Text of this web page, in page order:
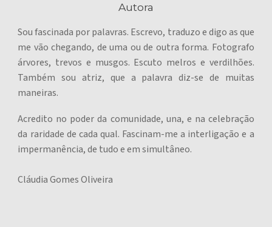
Autora
Sou fascinada por palavras. Escrevo, traduzo e digo as que
me vão chegando, de uma ou de outra forma. Fotografo
árvores, trevos e musgos. Escuto melros e verdilhões.
Também sou atriz, que a palavra diz-se de muitas
maneiras.
Acredito no poder da comunidade, una, e na celebração
da raridade de cada qual. Fascinam-me a interligação e a
impermanência, de tudo e em simultâneo.
​Cláudia Gomes Oliveira